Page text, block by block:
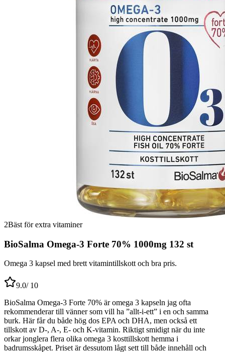
2Bäst för extra vitaminer
BioSalma Omega-3 Forte 70% 1000mg 132 st
Omega 3 kapsel med brett vitamintillskott och bra pris.
9.0/ 10
BioSalma Omega-3 Forte 70% är omega 3 kapseln jag ofta
rekommenderar till vänner som vill ha ”allt-i-ett” i en och samma
burk. Här får du både hög dos EPA och DHA, men också ett
tillskott av D-, A-, E- och K-vitamin. Riktigt smidigt när du inte
orkar jonglera flera olika omega 3 kosttillskott hemma i
badrumsskåpet. Priset är dessutom lågt sett till både innehåll och